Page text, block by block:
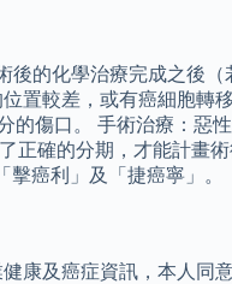
的化學治療完成之後（
置較差，或有癌細胞轉
的傷口。 手術治療：惡
正確的分期，才能計畫
癌利」及「捷癌寧」。
康及癌症資訊，本人同